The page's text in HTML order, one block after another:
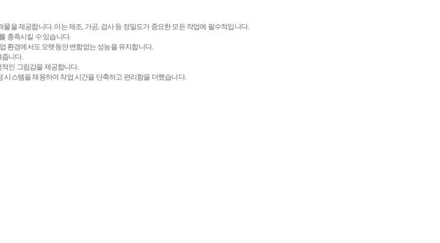
을 제공합니다. 이는 제조, 가공, 검사 등 정밀도가 중요한 모든 작업에 필수적입니다.
충족시킬 수 있습니다.
환경에서도 오랫동안 변함없는 성능을 유지합니다.
줍니다.
인 그립감을 제공합니다.
시스템을 채용하여 작업 시간을 단축하고 편리함을 더했습니다.